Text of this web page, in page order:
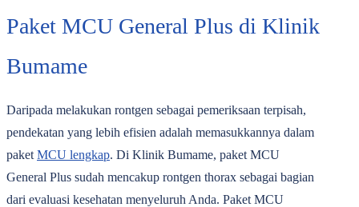
Paket MCU General Plus di Klinik
Bumame
Daripada melakukan rontgen sebagai pemeriksaan terpisah,
pendekatan yang lebih efisien adalah memasukkannya dalam
paket MCU lengkap. Di Klinik Bumame, paket MCU
General Plus sudah mencakup rontgen thorax sebagai bagian
dari evaluasi kesehatan menyeluruh Anda. Paket MCU